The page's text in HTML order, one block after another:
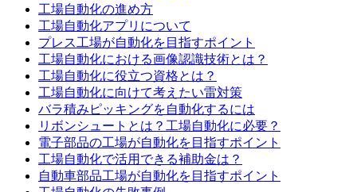
工場自動化の進め方
工場自動化アプリについて
プレス工場が自動化を目指すポイント
工場自動化における画像認識技術とは？
工場自動化に役立つ資格とは？
工場自動化に向けて考えたい雷対策
バラ積みピッキングを自動化するには
リボンシュートとは？工場自動化に必要？
電子部品の工場が自動化を目指すポイント
工場自動化で活用できる補助金は？
自動車部品工場が自動化を目指すポイント